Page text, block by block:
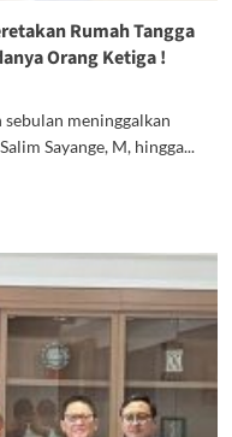
Rumah Tangga
Orang Ketiga !
sebulan meninggalkan
Sayange, M, hingga...